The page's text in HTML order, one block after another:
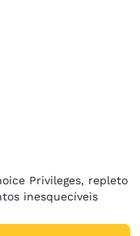
Privileges, repleto
inesquecíveis